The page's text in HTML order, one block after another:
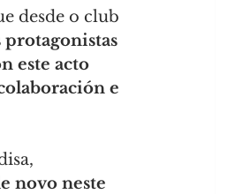
desde o club
protagonistas
este acto
e
novo neste